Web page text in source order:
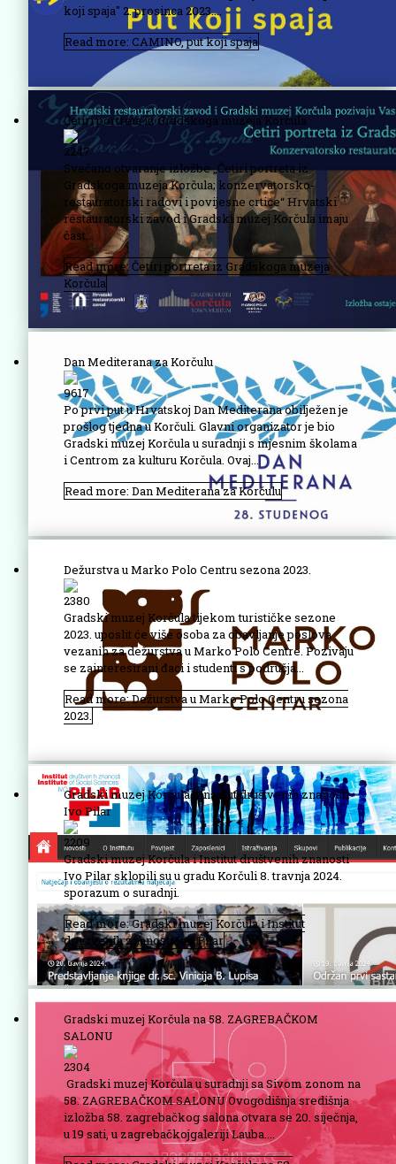
koji spaja" 2. prosinca 2023....
Read more: CAMINO, put koji spaja
Četiri portreta iz Gradskoga muzeja Korčula
2247
Svečano otvaranje izložbe „Četiri portreta iz
Gradskoga muzeja Korčula; konzervatorsko-
restauratorski radovi i povijesne crtice“ Hrvatski
restauratorski zavod i Gradski muzej Korčula imaju
čast...
Read more: Četiri portreta iz Gradskoga muzeja
Korčula
Dan Mediterana za Korčulu
9617
Po prvi put u Hrvatskoj Dan Mediterana obilježen je
prošlog tjedna u Korčuli. Glavni organizator je bio
Gradski muzej Korčula u suradnji s mjesnim školama
i Centrom za kulturu Korčula. Ovaj...
Read more: Dan Mediterana za Korčulu
Dežurstva u Marko Polo Centru sezona 2023.
2380
Gradski muzej Korčula tijekom turističke sezone
2023. uposlit će više osoba za obavljanje poslova
vezanih za dežurstva u Marko Polo Centre. Pozivaju
se zainteresirani đaci i studenti s područja...
Read more: Dežurstva u Marko Polo Centru sezona
2023.
Gradski muzej Korčula i Institut društvenih znanosti
Ivo Pilar
2209
Gradski muzej Korčula i Institut društvenih znanosti
Ivo Pilar sklopili su u gradu Korčuli 8. travnja 2024.
sporazum o suradnji.
Read more: Gradski muzej Korčula i Institut
društvenih znanosti Ivo Pilar
Gradski muzej Korčula na 58. ZAGREBAČKOM
SALONU
2304
Gradski muzej Korčula u suradnji sa Sivom zonom na
58. ZAGREBAČKOM SALONU Ovogodišnja središnja
izložba 58. zagrebačkog salona otvara se 20. siječnja,
u 19 sati, u zagrebačkojgaleriji Lauba....